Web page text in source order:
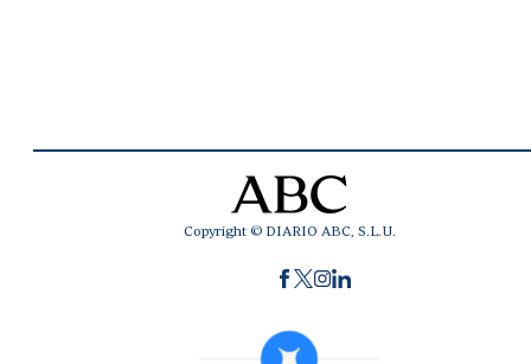
Copyright © DIARIO ABC, S.L.U.